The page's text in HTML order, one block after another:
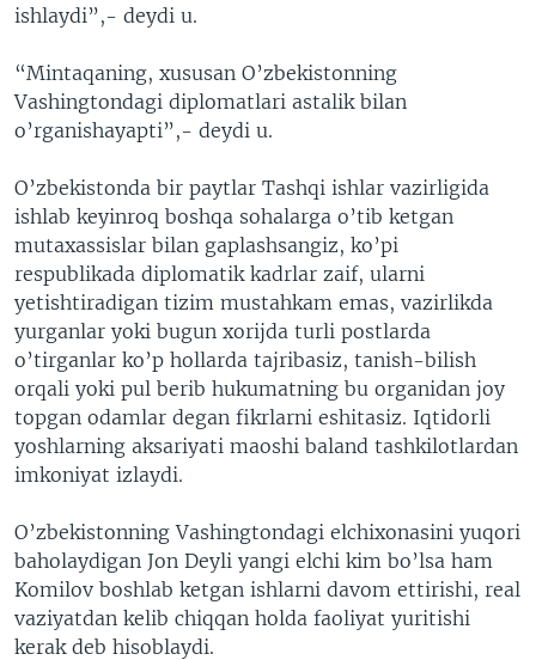
ishlaydi”,- deydi u.
“Mintaqaning, xususan O’zbekistonning
Vashingtondagi diplomatlari astalik bilan
o’rganishayapti”,- deydi u.
O’zbekistonda bir paytlar Tashqi ishlar vazirligida
ishlab keyinroq boshqa sohalarga o’tib ketgan
mutaxassislar bilan gaplashsangiz, ko’pi
respublikada diplomatik kadrlar zaif, ularni
yetishtiradigan tizim mustahkam emas, vazirlikda
yurganlar yoki bugun xorijda turli postlarda
o’tirganlar ko’p hollarda tajribasiz, tanish-bilish
orqali yoki pul berib hukumatning bu organidan joy
topgan odamlar degan fikrlarni eshitasiz. Iqtidorli
yoshlarning aksariyati maoshi baland tashkilotlardan
imkoniyat izlaydi.
O’zbekistonning Vashingtondagi elchixonasini yuqori
baholaydigan Jon Deyli yangi elchi kim bo’lsa ham
Komilov boshlab ketgan ishlarni davom ettirishi, real
vaziyatdan kelib chiqqan holda faoliyat yuritishi
kerak deb hisoblaydi.